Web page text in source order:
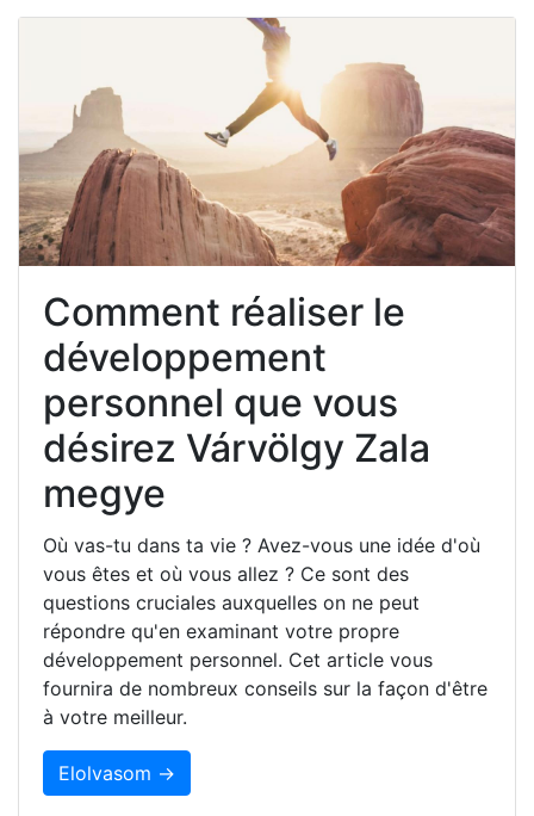
Comment réaliser le
développement
personnel que vous
désirez Várvölgy Zala
megye
Où vas-tu dans ta vie ? Avez-vous une idée d'où
vous êtes et où vous allez ? Ce sont des
questions cruciales auxquelles on ne peut
répondre qu'en examinant votre propre
développement personnel. Cet article vous
fournira de nombreux conseils sur la façon d'être
à votre meilleur.
Elolvasom →